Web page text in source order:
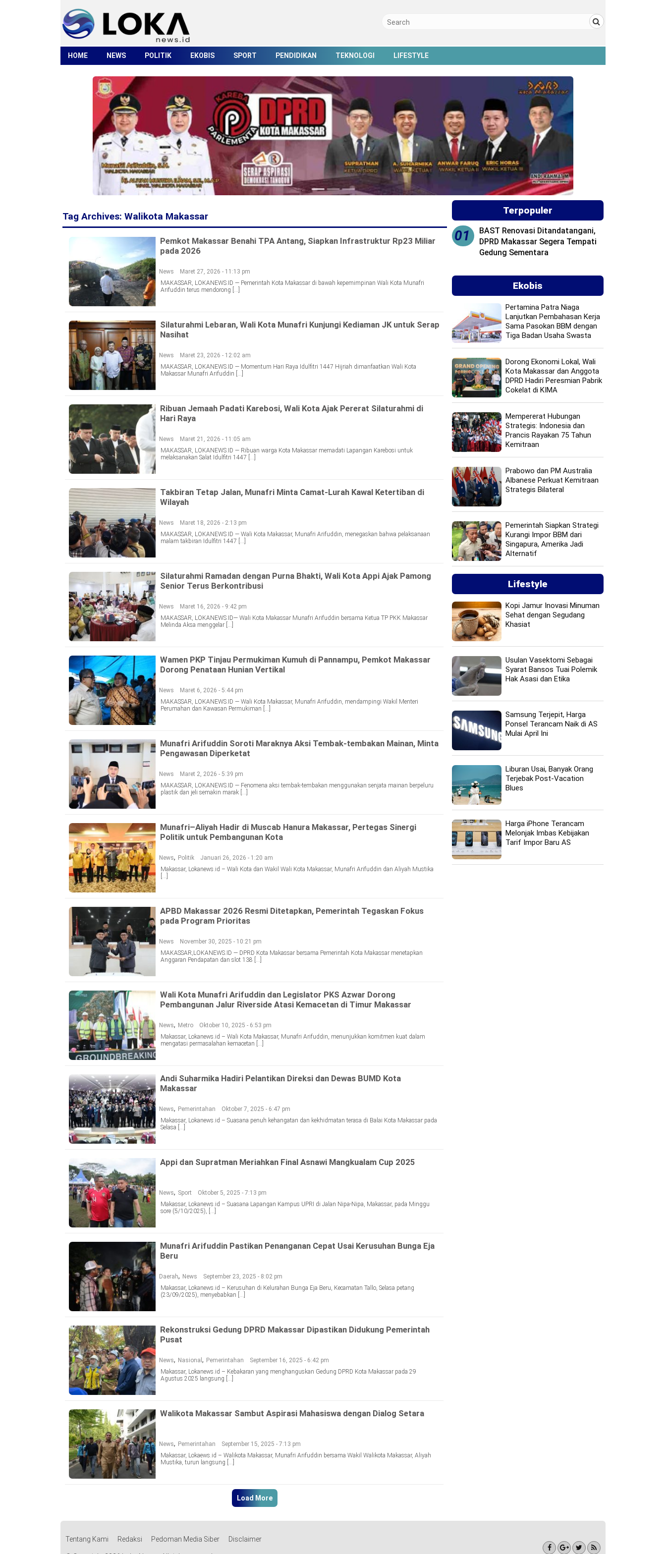
HOME NEWS POLITIK EKOBIS SPORT PENDIDIKAN TEKNOLOGI LIFESTYLE
Tag Archives: Walikota Makassar
Pemkot Makassar Benahi TPA Antang, Siapkan Infrastruktur Rp23 Miliar
pada 2026
News
Maret 27, 2026 - 11:13 pm
MAKASSAR, LOKANEWS.ID — Pemerintah Kota Makassar di bawah kepemimpinan Wali Kota Munafri
Arifuddin terus mendorong […]
Silaturahmi Lebaran, Wali Kota Munafri Kunjungi Kediaman JK untuk Serap
Nasihat
News
Maret 23, 2026 - 12:02 am
MAKASSAR, LOKANEWS.ID — Momentum Hari Raya Idulfitri 1447 Hijriah dimanfaatkan Wali Kota
Makassar Munafri Arifuddin […]
Ribuan Jemaah Padati Karebosi, Wali Kota Ajak Pererat Silaturahmi di
Hari Raya
News
Maret 21, 2026 - 11:05 am
MAKASSAR, LOKANEWS.ID — Ribuan warga Kota Makassar memadati Lapangan Karebosi untuk
melaksanakan Salat Idulfitri 1447 […]
Takbiran Tetap Jalan, Munafri Minta Camat-Lurah Kawal Ketertiban di
Wilayah
News
Maret 18, 2026 - 2:13 pm
MAKASSAR, LOKANEWS.ID — Wali Kota Makassar, Munafri Arifuddin, menegaskan bahwa pelaksanaan
malam takbiran Idulfitri 1447 […]
Silaturahmi Ramadan dengan Purna Bhakti, Wali Kota Appi Ajak Pamong
Senior Terus Berkontribusi
News
Maret 16, 2026 - 9:42 pm
MAKASSAR, LOKANEWS.ID— Wali Kota Makassar Munafri Arifuddin bersama Ketua TP PKK Makassar
Melinda Aksa menggelar […]
Wamen PKP Tinjau Permukiman Kumuh di Pannampu, Pemkot Makassar
Dorong Penataan Hunian Vertikal
News
Maret 6, 2026 - 5:44 pm
MAKASSAR, LOKANEWS.ID — Wali Kota Makassar, Munafri Arifuddin, mendampingi Wakil Menteri
Perumahan dan Kawasan Permukiman […]
Munafri Arifuddin Soroti Maraknya Aksi Tembak-tembakan Mainan, Minta
Pengawasan Diperketat
News
Maret 2, 2026 - 5:39 pm
MAKASSAR, LOKANEWS.ID — Fenomena aksi tembak-tembakan menggunakan senjata mainan berpeluru
plastik dan jeli semakin marak […]
Munafri–Aliyah Hadir di Muscab Hanura Makassar, Pertegas Sinergi
Politik untuk Pembangunan Kota
News, Politik
Januari 26, 2026 - 1:20 am
Makassar, Lokanews.id – Wali Kota dan Wakil Wali Kota Makassar, Munafri Arifuddin dan Aliyah Mustika
[…]
APBD Makassar 2026 Resmi Ditetapkan, Pemerintah Tegaskan Fokus
pada Program Prioritas
News
November 30, 2025 - 10:21 pm
MAKASSAR,LOKANEWS.ID — DPRD Kota Makassar bersama Pemerintah Kota Makassar menetapkan
Anggaran Pendapatan dan slot 138 […]
Wali Kota Munafri Arifuddin dan Legislator PKS Azwar Dorong
Pembangunan Jalur Riverside Atasi Kemacetan di Timur Makassar
News, Metro
Oktober 10, 2025 - 6:53 pm
Makassar, Lokanews.id – Wali Kota Makassar, Munafri Arifuddin, menunjukkan komitmen kuat dalam
mengatasi permasalahan kemacetan […]
Andi Suharmika Hadiri Pelantikan Direksi dan Dewas BUMD Kota
Makassar
News, Pemerintahan
Oktober 7, 2025 - 6:47 pm
Makassar, Lokanews.id – Suasana penuh kehangatan dan kekhidmatan terasa di Balai Kota Makassar pada
Selasa […]
Appi dan Supratman Meriahkan Final Asnawi Mangkualam Cup 2025
News, Sport
Oktober 5, 2025 - 7:13 pm
Makassar, Lokanews.id – Suasana Lapangan Kampus UPRI di Jalan Nipa-Nipa, Makassar, pada Minggu
sore (5/10/2025), […]
Munafri Arifuddin Pastikan Penanganan Cepat Usai Kerusuhan Bunga Eja
Beru
Daerah, News
September 23, 2025 - 8:02 pm
Makassar, Lokanews.id – Kerusuhan di Kelurahan Bunga Eja Beru, Kecamatan Tallo, Selasa petang
(23/09/2025), menyebabkan […]
Rekonstruksi Gedung DPRD Makassar Dipastikan Didukung Pemerintah
Pusat
News, Nasional , Pemerintahan
September 16, 2025 - 6:42 pm
Makassar, Lokanews.id – Kebakaran yang menghanguskan Gedung DPRD Kota Makassar pada 29
Agustus 2025 langsung […]
Walikota Makassar Sambut Aspirasi Mahasiswa dengan Dialog Setara
News, Pemerintahan
September 15, 2025 - 7:13 pm
Makassar, Lokaews.id – Walikota Makassar, Munafri Arifuddin bersama Wakil Walikota Makassar, Aliyah
Mustika, turun langsung […]
Load More
Terpopuler
01
BAST Renovasi Ditandatangani,
DPRD Makassar Segera Tempati
Gedung Sementara
Ekobis
Pertamina Patra Niaga
Lanjutkan Pembahasan Kerja
Sama Pasokan BBM dengan
Tiga Badan Usaha Swasta
Dorong Ekonomi Lokal, Wali
Kota Makassar dan Anggota
DPRD Hadiri Peresmian Pabrik
Cokelat di KIMA
Mempererat Hubungan
Strategis: Indonesia dan
Prancis Rayakan 75 Tahun
Kemitraan
Prabowo dan PM Australia
Albanese Perkuat Kemitraan
Strategis Bilateral
Pemerintah Siapkan Strategi
Kurangi Impor BBM dari
Singapura, Amerika Jadi
Alternatif
Lifestyle
Kopi Jamur Inovasi Minuman
Sehat dengan Segudang
Khasiat
Usulan Vasektomi Sebagai
Syarat Bansos Tuai Polemik
Hak Asasi dan Etika
Samsung Terjepit, Harga
Ponsel Terancam Naik di AS
Mulai April Ini
Liburan Usai, Banyak Orang
Terjebak Post-Vacation
Blues
Harga iPhone Terancam
Melonjak Imbas Kebijakan
Tarif Impor Baru AS
Tentang Kami Redaksi Pedoman Media Siber Disclaimer